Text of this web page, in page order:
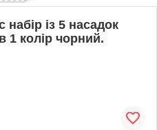
набір із 5 насадок
1 колір чорний.